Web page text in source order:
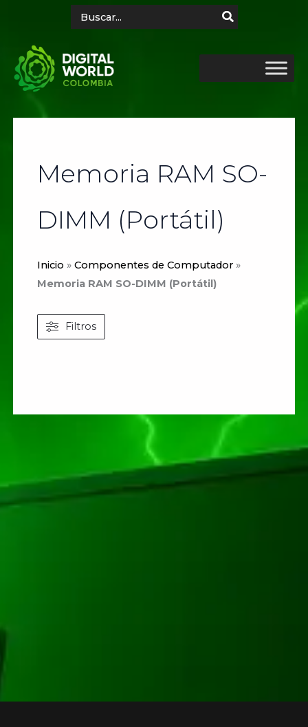
contenido
for:
Memoria RAM SO-
DIMM (Portátil)
Inicio »Componentes de Computador »
Memoria RAM SO-DIMM (Portátil)
Filtros